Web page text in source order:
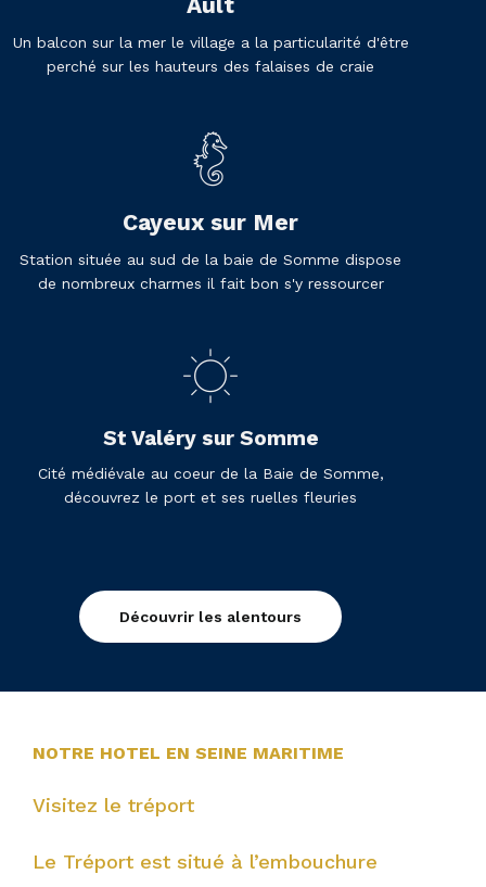
Un balcon sur la mer le village a la particularité d'être
perché sur les hauteurs des falaises de craie
Cayeux sur Mer
Station située au sud de la baie de Somme dispose
de nombreux charmes il fait bon s'y ressourcer
St Valéry sur Somme
Cité médiévale au coeur de la Baie de Somme,
découvrez le port et ses ruelles fleuries
Découvrir les alentours
NOTRE HOTEL EN SEINE MARITIME
Visitez le tréport
Le Tréport est situé à l’embouchure